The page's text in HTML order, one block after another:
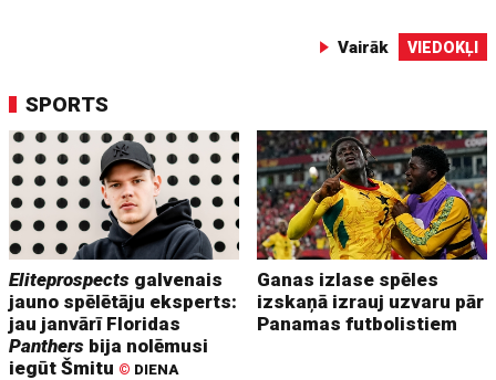
Vairāk VIEDOKĻI
SPORTS
Eliteprospects galvenais
jauno spēlētāju eksperts:
jau janvārī Floridas
Panthers bija nolēmusi
iegūt Šmitu © DIENA
Ganas izlase spēles
izskaņā izrauj uzvaru pār
Panamas futbolistiem